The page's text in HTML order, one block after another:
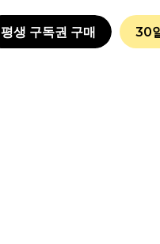
평생 구독권 구매 30